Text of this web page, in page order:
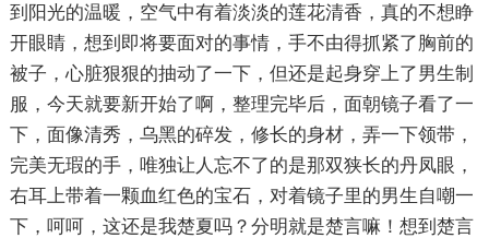
到阳光的温暖，空气中有着淡淡的莲花清香，真的不想睁
开眼睛，想到即将要面对的事情，手不由得抓紧了胸前的
被子，心脏狠狠的抽动了一下，但还是起身穿上了男生制
服，今天就要新开始了啊，整理完毕后，面朝镜子看了一
下，面像清秀，乌黑的碎发，修长的身材，弄一下领带，
完美无瑕的手，唯独让人忘不了的是那双狭长的丹凤眼，
右耳上带着一颗血红色的宝石，对着镜子里的男生自嘲一
下，呵呵，这还是我楚夏吗？分明就是楚言嘛！想到楚言